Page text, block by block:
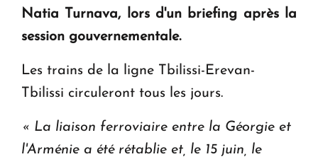
Le premier hôtel Hyatt Regency d'Arménie
ouvrira ses portes à Dilijan
Natia Turnava, lors d'un briefing après la
session gouvernementale.
Les trains de la ligne Tbilissi-Erevan-
Tbilissi circuleront tous les jours.
« La liaison ferroviaire entre la Géorgie et
l'Arménie a été rétablie et, le 15 juin, le